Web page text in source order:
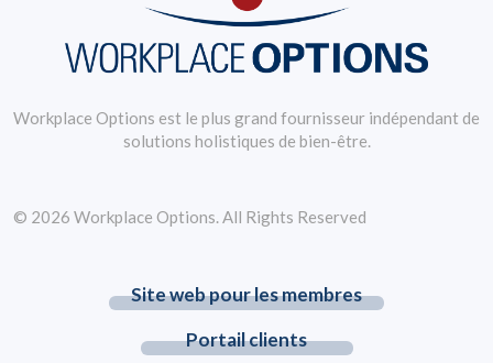
Workplace Options est le plus grand fournisseur indépendant de
solutions holistiques de bien-être.
Site web pour les membres
Portail clients
© 2026 Workplace Options. All Rights Reserved